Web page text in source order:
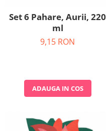
Set 6 Pahare, Aurii, 220
ml
9,15 RON
ADAUGA IN COS